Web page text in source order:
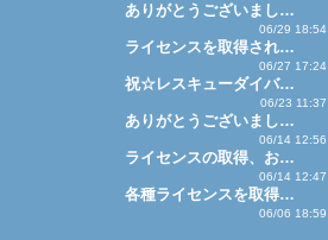
ありがとうございまし…
06/29 18:54
ライセンスを取得され…
06/27 17:24
祝☆レスキューダイバ…
06/23 11:37
ありがとうございまし…
06/14 12:56
ライセンスの取得、お…
06/14 12:47
各種ライセンスを取得…
06/06 18:59